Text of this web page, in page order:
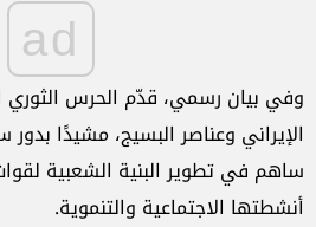
ad
وفي بيان رسمي، قدّم الحرس الثوري
الإيراني وعناصر البسيج، مشيدًا
ساهم في تطوير البنية الشعبية
أنشطتها الاجتماعية والتنموية.